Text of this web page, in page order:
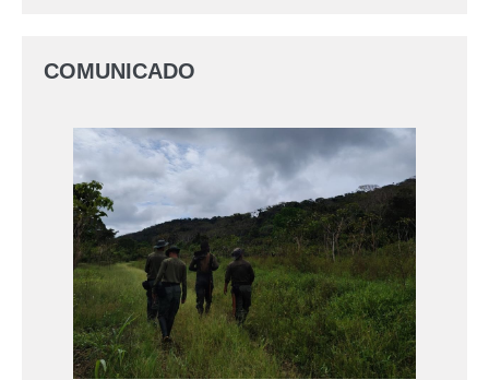
COMUNICADO